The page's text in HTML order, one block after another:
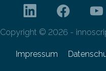
Copyright © 2026 -
Impressum